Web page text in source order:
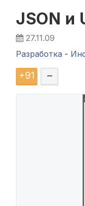
JSON и
27.11.09
Разработка -
+91 –